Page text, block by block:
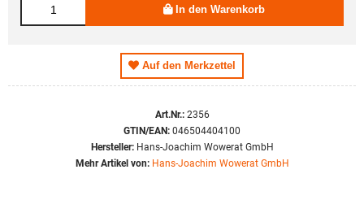
In den Warenkorb
Auf den Merkzettel
Art.Nr.:2356
GTIN/EAN: 046504404100
Hersteller: Hans-Joachim Wowerat GmbH
Mehr Artikel von: Hans-Joachim Wowerat GmbH